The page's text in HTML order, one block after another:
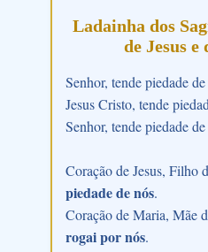
Ladainha dos
de Jesus
Senhor, tende piedade
Jesus Cristo, tende
Senhor, tende piedade
Coração de Jesus, Filho
piedade de nós.
Coração de Maria, Mãe
rogai por nós.